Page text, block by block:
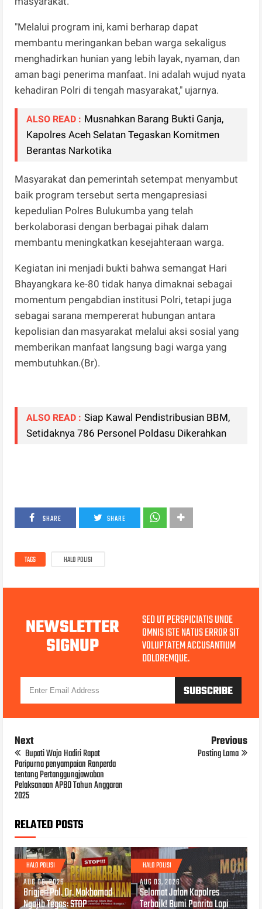
"Melalui program ini, kami berharap dapat
membantu meringankan beban warga sekaligus
menghadirkan hunian yang lebih layak, nyaman, dan
aman bagi penerima manfaat. Ini adalah wujud nyata
kehadiran Polri di tengah masyarakat," ujarnya.
ALSO READ : Musnahkan Barang Bukti Ganja,
Kapolres Aceh Selatan Tegaskan Komitmen
Berantas Narkotika
Masyarakat dan pemerintah setempat menyambut
baik program tersebut serta mengapresiasi
kepedulian Polres Bulukumba yang telah
berkolaborasi dengan berbagai pihak dalam
membantu meningkatkan kesejahteraan warga.
Kegiatan ini menjadi bukti bahwa semangat Hari
Bhayangkara ke-80 tidak hanya dimaknai sebagai
momentum pengabdian institusi Polri, tetapi juga
sebagai sarana mempererat hubungan antara
kepolisian dan masyarakat melalui aksi sosial yang
memberikan manfaat langsung bagi warga yang
membutuhkan.(Br).
ALSO READ : Siap Kawal Pendistribusian BBM,
Setidaknya 786 Personel Poldasu Dikerahkan
SHARE SHARE
TAGS HALO POLISI
NEWSLETTER
SIGNUP
SED UT PERSPICIATIS UNDE
OMNIS ISTE NATUS ERROR SIT
VOLUPTATEM ACCUSANTIUM
DOLOREMQUE.
Next
Bupati Wajo Hadiri Rapat
Paripurna penyampaian Ranperda
tentang Pertanggungjawaban
Pelaksanaan APBD Tahun Anggaran
2025
Previous
Posting Lama
RELATED POSTS
HALO POLISI
AUG 06, 2026
Brigjen Pol. Dr. Mokhamad
Ngajib Tegas: STOP
HALO POLISI
AUG 03, 2026
Selamat Jalan Kapolres
Terbaik! Bumi Panrita Lopi